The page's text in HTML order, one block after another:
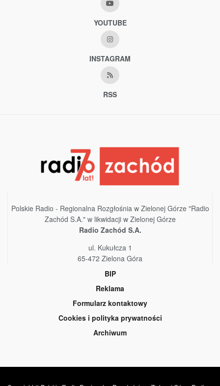
YOUTUBE
INSTAGRAM
RSS
Polskie Radio - Regionalna Rozgłośnia w Zielonej Górze "Radio
Zachód S.A." w likwidacji w Zielonej Górze
Radio Zachód S.A.
ul. Kukułcza 1
65-472 Zielona Góra
BIP
Reklama
Formularz kontaktowy
Cookies i polityka prywatności
Archiwum